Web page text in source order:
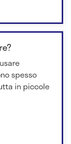
spesso
in piccole